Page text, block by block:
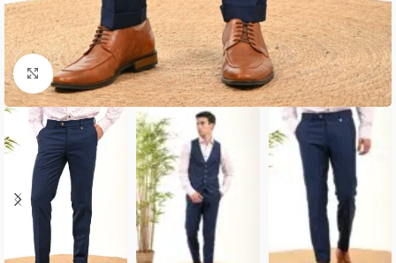
Κλικ για μεγέθυνση